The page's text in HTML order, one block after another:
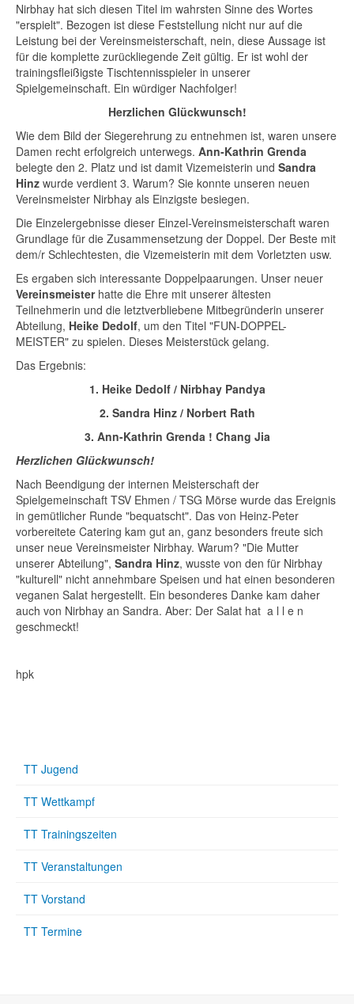
Nirbhay hat sich diesen Titel im wahrsten Sinne des Wortes
"erspielt". Bezogen ist diese Feststellung nicht nur auf die
Leistung bei der Vereinsmeisterschaft, nein, diese Aussage ist
für die komplette zurückliegende Zeit gültig. Er ist wohl der
trainingsfleißigste Tischtennisspieler in unserer
Spielgemeinschaft. Ein würdiger Nachfolger!
Herzlichen Glückwunsch!
Wie dem Bild der Siegerehrung zu entnehmen ist, waren unsere
Damen recht erfolgreich unterwegs. Ann-Kathrin Grenda
belegte den 2. Platz und ist damit Vizemeisterin und Sandra
Hinz wurde verdient 3. Warum? Sie konnte unseren neuen
Vereinsmeister Nirbhay als Einzigste besiegen.
Die Einzelergebnisse dieser Einzel-Vereinsmeisterschaft waren
Grundlage für die Zusammensetzung der Doppel. Der Beste mit
dem/r Schlechtesten, die Vizemeisterin mit dem Vorletzten usw.
Es ergaben sich interessante Doppelpaarungen. Unser neuer
Vereinsmeisterhatte die Ehre mit unserer ältesten
Teilnehmerin und die letztverbliebene Mitbegründerin unserer
Abteilung, Heike Dedolf, um den Titel "FUN-DOPPEL-
MEISTER" zu spielen. Dieses Meisterstück gelang.
Das Ergebnis:
1. Heike Dedolf / Nirbhay Pandya
2. Sandra Hinz / Norbert Rath
3. Ann-Kathrin Grenda ! Chang Jia
Herzlichen Glückwunsch!
Nach Beendigung der internen Meisterschaft der
Spielgemeinschaft TSV Ehmen / TSG Mörse wurde das Ereignis
in gemütlicher Runde "bequatscht". Das von Heinz-Peter
vorbereitete Catering kam gut an, ganz besonders freute sich
unser neue Vereinsmeister Nirbhay. Warum? "Die Mutter
unserer Abteilung", Sandra Hinz, wusste von den für Nirbhay
"kulturell" nicht annehmbare Speisen und hat einen besonderen
veganen Salat hergestellt. Ein besonderes Danke kam daher
auch von Nirbhay an Sandra. Aber: Der Salat hat a l l e n
geschmeckt!
hpk
TT Jugend
TT Wettkampf
TT Trainingszeiten
TT Veranstaltungen
TT Vorstand
TT Termine